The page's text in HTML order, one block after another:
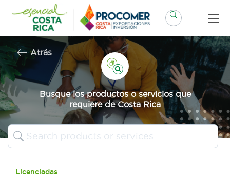
contenido
Atrás
Busque los productos o servicios que
requiere de Costa Rica
Licenciadas